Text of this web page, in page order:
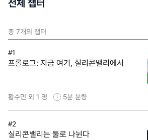
전체 챕터
총 7개의 챕터
#1
프롤로그: 지금 여기, 실리콘밸리에서
황수민 외 1 명 5분 분량
#2
실리콘밸리는 둘로 나뉜다